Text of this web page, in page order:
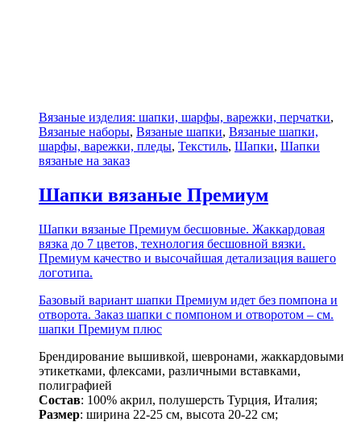
Вязаные изделия: шапки, шарфы, варежки, перчатки,
Вязаные наборы, Вязаные шапки, Вязаные шапки,
шарфы, варежки, пледы, Текстиль, Шапки, Шапки
вязаные на заказ
Шапки вязаные Премиум
Шапки вязаные Премиум бесшовные. Жаккардовая
вязка до 7 цветов, технология бесшовной вязки.
Премиум качество и высочайшая детализация вашего
логотипа.
Базовый вариант шапки Премиум идет без помпона и
отворота. Заказ шапки с помпоном и отворотом – см.
шапки Премиум плюс
Брендирование вышивкой, шевронами, жаккардовыми
этикетками, флексами, различными вставками,
полиграфией
Состав: 100% акрил, полушерсть Турция, Италия;
Размер: ширина 22-25 см, высота 20-22 см;